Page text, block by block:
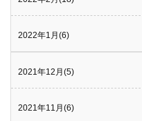
2022年1月(6)
2021年12月(5)
2021年11月(6)